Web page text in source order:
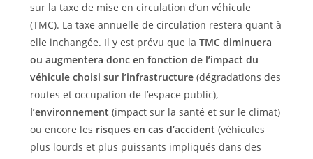
sur la taxe de mise en circulation d’un véhicule
(TMC). La taxe annuelle de circulation restera quant à
elle inchangée. Il y est prévu que la TMC diminuera
ou augmentera donc en fonction de l’impact du
véhicule choisi sur l’infrastructure(dégradations des
routes et occupation de l’espace public),
l’environnement (impact sur la santé et sur le climat)
ou encore les risques en cas d’accident (véhicules
plus lourds et plus puissants impliqués dans des